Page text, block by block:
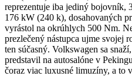
reprezentuje iba jediný
176 kW (240 k), dosahovaných
vyrástol na okrúhlych 500 Nm.
prezlečený nástupca ujme svojej
ten súčasný. Volkswagen sa
predstavil na autosalóne v
čoraz viac luxusné limuzíny, a to